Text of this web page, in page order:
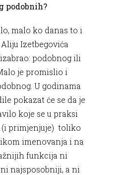
podobnih?
malo ko danas to i
Izetbegovića
podobnog ili
je promislio i
U godinama
pokazat će se da je
koje se u praksi
primjenjuje) toliko
imenovanja i na
funkcija ni
najsposobniji, a ni